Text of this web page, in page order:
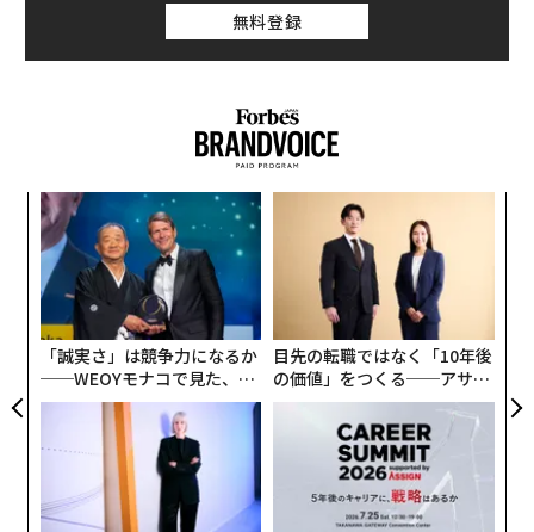
無料登録
「誠実さ」は競争力になるか
──WEOYモナコで見た、く
ら寿司の経営哲学
目先の転職ではなく「10年後
の価値」をつくる──アサイ
ンの長期伴走型支援とは